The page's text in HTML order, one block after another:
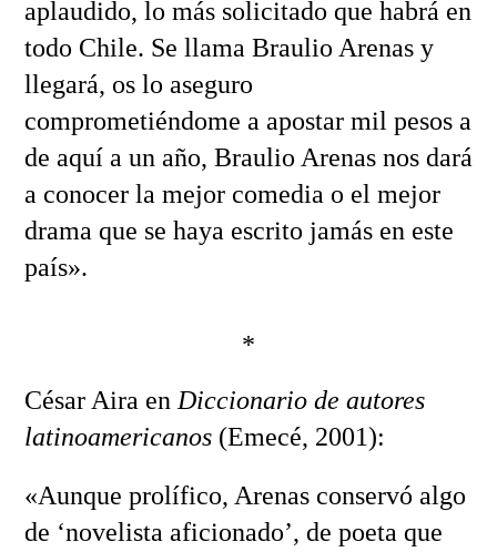
aplaudido, lo más solicitado que habrá en
todo Chile. Se llama Braulio Arenas y
llegará, os lo aseguro
comprometiéndome a apostar mil pesos a
de aquí a un año, Braulio Arenas nos dará
a conocer la mejor comedia o el mejor
drama que se haya escrito jamás en este
país».
*
César Aira en Diccionario de autores
latinoamericanos(Emecé, 2001):
«Aunque prolífico, Arenas conservó algo
de ‘novelista aficionado’, de poeta que